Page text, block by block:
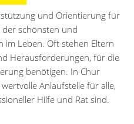
und Orientierung für
der schönsten und
Leben. Oft stehen Eltern
Herausforderungen, für die
benötigen. In Chur
Anlaufstelle für alle,
Hilfe und Rat sind.